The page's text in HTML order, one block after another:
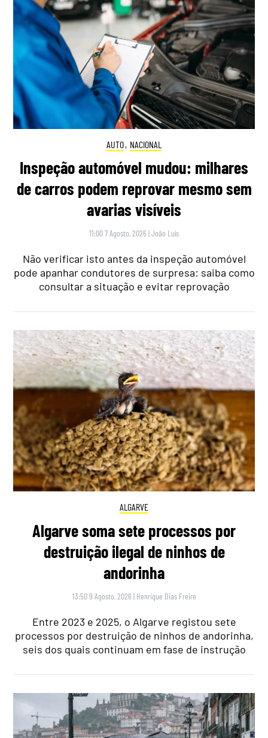
AUTO, NACIONAL
Inspeção automóvel mudou: milhares
de carros podem reprovar mesmo sem
avarias visíveis
11:00 7 Agosto, 2026 |João Luís
Não verificar isto antes da inspeção automóvel
pode apanhar condutores de surpresa: saiba como
consultar a situação e evitar reprovação
ALGARVE
Algarve soma sete processos por
destruição ilegal de ninhos de
andorinha
13:50 9 Agosto, 2026 | Henrique Dias Freire
Entre 2023 e 2025, o Algarve registou sete
processos por destruição de ninhos de andorinha,
seis dos quais continuam em fase de instrução